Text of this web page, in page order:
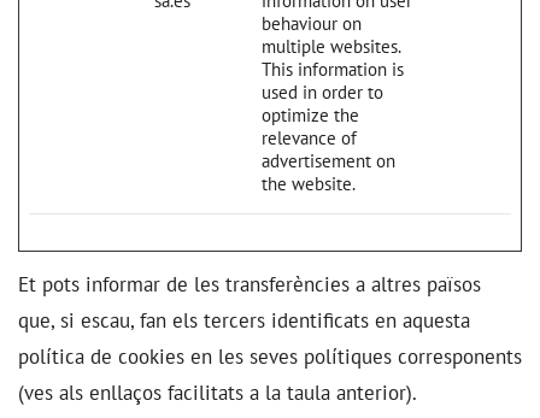
behaviour on
multiple websites.
This information is
used in order to
optimize the
relevance of
advertisement on
the website.
Et pots informar de les transferències a altres països
que, si escau, fan els tercers identificats en aquesta
política de cookies en les seves polítiques corresponents
(ves als enllaços facilitats a la taula anterior).